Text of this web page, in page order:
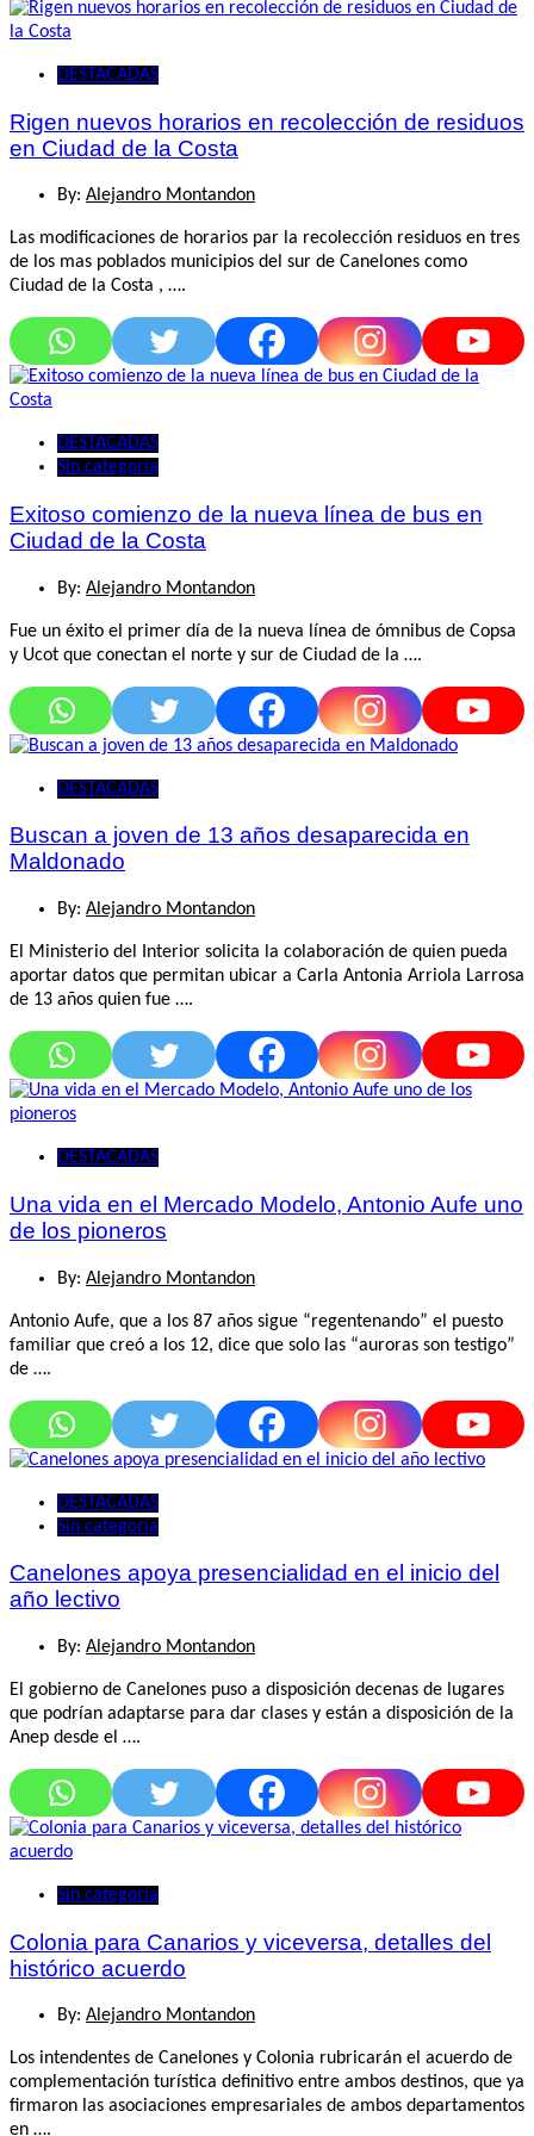
DESTACADAS
Rigen nuevos horarios en recolección de residuos
en Ciudad de la Costa
By: Alejandro Montandon
Las modificaciones de horarios par la recolección residuos en tres
de los mas poblados municipios del sur de Canelones como
Ciudad de la Costa , ….
DESTACADAS
Sin categoría
Exitoso comienzo de la nueva línea de bus en
Ciudad de la Costa
By: Alejandro Montandon
Fue un éxito el primer día de la nueva línea de ómnibus de Copsa
y Ucot que conectan el norte y sur de Ciudad de la ….
DESTACADAS
Buscan a joven de 13 años desaparecida en
Maldonado
By: Alejandro Montandon
El Ministerio del Interior solicita la colaboración de quien pueda
aportar datos que permitan ubicar a Carla Antonia Arriola Larrosa
de 13 años quien fue ….
DESTACADAS
Una vida en el Mercado Modelo, Antonio Aufe uno
de los pioneros
By: Alejandro Montandon
Antonio Aufe, que a los 87 años sigue “regentenando” el puesto
familiar que creó a los 12, dice que solo las “auroras son testigo”
de ….
DESTACADAS
Sin categoría
Canelones apoya presencialidad en el inicio del
año lectivo
By: Alejandro Montandon
El gobierno de Canelones puso a disposición decenas de lugares
que podrían adaptarse para dar clases y están a disposición de la
Anep desde el ….
Sin categoría
Colonia para Canarios y viceversa, detalles del
histórico acuerdo
By: Alejandro Montandon
Los intendentes de Canelones y Colonia rubricarán el acuerdo de
complementación turística definitivo entre ambos destinos, que ya
firmaron las asociaciones empresariales de ambos departamentos
en ….